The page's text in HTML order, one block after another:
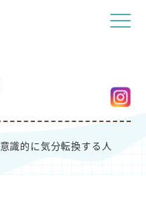
意識的に気分転換する人